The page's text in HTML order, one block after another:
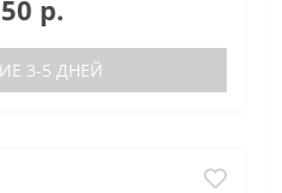
р.
3-5 ДНЕЙ